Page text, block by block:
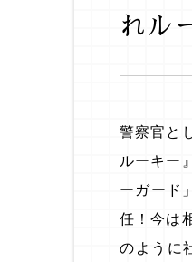
れル
警察官と
ルーキー
ーガード
任！今は
のように